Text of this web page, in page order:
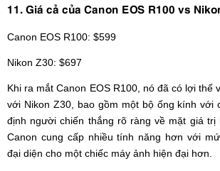
11. Giá cả của Canon EOS R100 vs
Canon EOS R100: $599
Nikon Z30: $697
Khi ra mắt Canon EOS R100, nó đã có lợi thế
với Nikon Z30, bao gồm một bộ ống kính với
định người chiến thắng rõ ràng về mặt giá trị
Canon cung cấp nhiều tính năng hơn với
đại diện cho một chiếc máy ảnh hiện đại hơn.